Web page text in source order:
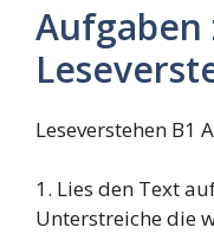
Aufgaben
Leseverstehen B1
1. Lies den Text
Unterstreiche die